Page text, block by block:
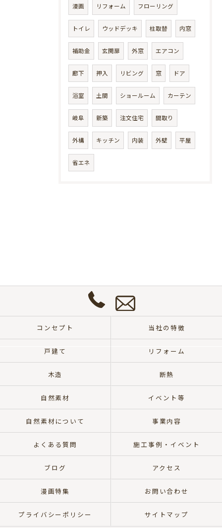
漫画 リフォーム フローリング
トイレ ウッドデッキ 柱取替 内窓
補助金 玄関扉 外窓 エアコン
廊下 押入 リビング 窓 ドア
浴室 土間 ショールーム カーテン
岐阜 新築 注文住宅 間取り
外構 キッチン 内装 外壁 平屋
省エネ
0572-
8700
合
わ
せ
は
ち
コンセプト 当社の特徴
戸建て リフォーム
木造 断熱
自然素材 イベント等
自然素材について 事業内容
よくある質問 施工事例・イベント
ブログ アクセス
漫画特集 お問い合わせ
プライバシーポリシー サイトマップ